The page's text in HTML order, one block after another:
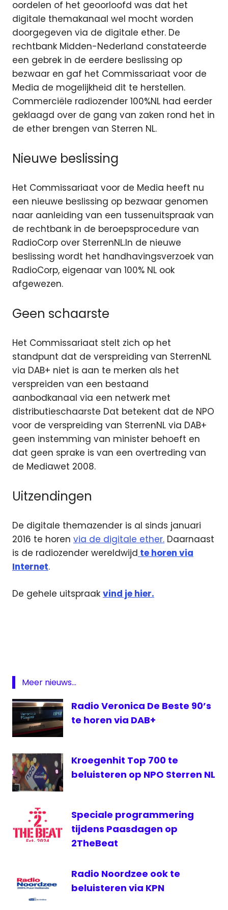
oordelen of het geoorloofd was dat het
digitale themakanaal wel mocht worden
doorgegeven via de digitale ether. De
rechtbank Midden-Nederland constateerde
een gebrek in de eerdere beslissing op
bezwaar en gaf het Commissariaat voor de
Media de mogelijkheid dit te herstellen.
Commerciële radiozender 100%NL had eerder
geklaagd over de gang van zaken rond het in
de ether brengen van Sterren NL.
Nieuwe beslissing
Het Commissariaat voor de Media heeft nu
een nieuwe beslissing op bezwaar genomen
naar aanleiding van een tussenuitspraak van
de rechtbank in de beroepsprocedure van
RadioCorp over SterrenNL.In de nieuwe
beslissing wordt het handhavingsverzoek van
RadioCorp, eigenaar van 100% NL ook
afgewezen.
Geen schaarste
Het Commissariaat stelt zich op het
standpunt dat de verspreiding van SterrenNL
via DAB+ niet is aan te merken als het
verspreiden van een bestaand
aanbodkanaal via een netwerk met
distributieschaarste Dat betekent dat de NPO
voor de verspreiding van SterrenNL via DAB+
geen instemming van minister behoeft en
dat geen sprake is van een overtreding van
de Mediawet 2008.
Uitzendingen
De digitale themazender is al sinds januari
2016 te horen via de digitale ether. Daarnaast
is de radiozender wereldwijd te horen via
Internet.
De gehele uitspraak vind je hier.
Sterren
NL
RadioCorp
Meer nieuws...
Radio Veronica De Beste 90’s
te horen via DAB+
Kroegenhit Top 700 te
beluisteren op NPO Sterren NL
Speciale programmering
tijdens Paasdagen op
2TheBeat
Radio Noordzee ook te
beluisteren via KPN